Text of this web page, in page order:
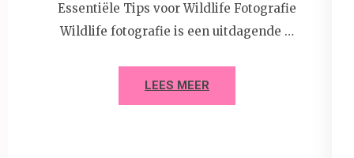
Essentiële Tips voor Wildlife Fotografie
Wildlife fotografie is een uitdagende …
LEES MEER